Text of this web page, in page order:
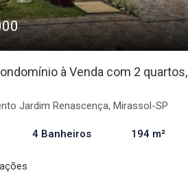
à Venda com 2 quartos,
Jardim Renascença, Mirassol-SP
4 Banheiros 194 m²